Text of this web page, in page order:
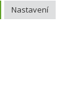
Nastavení